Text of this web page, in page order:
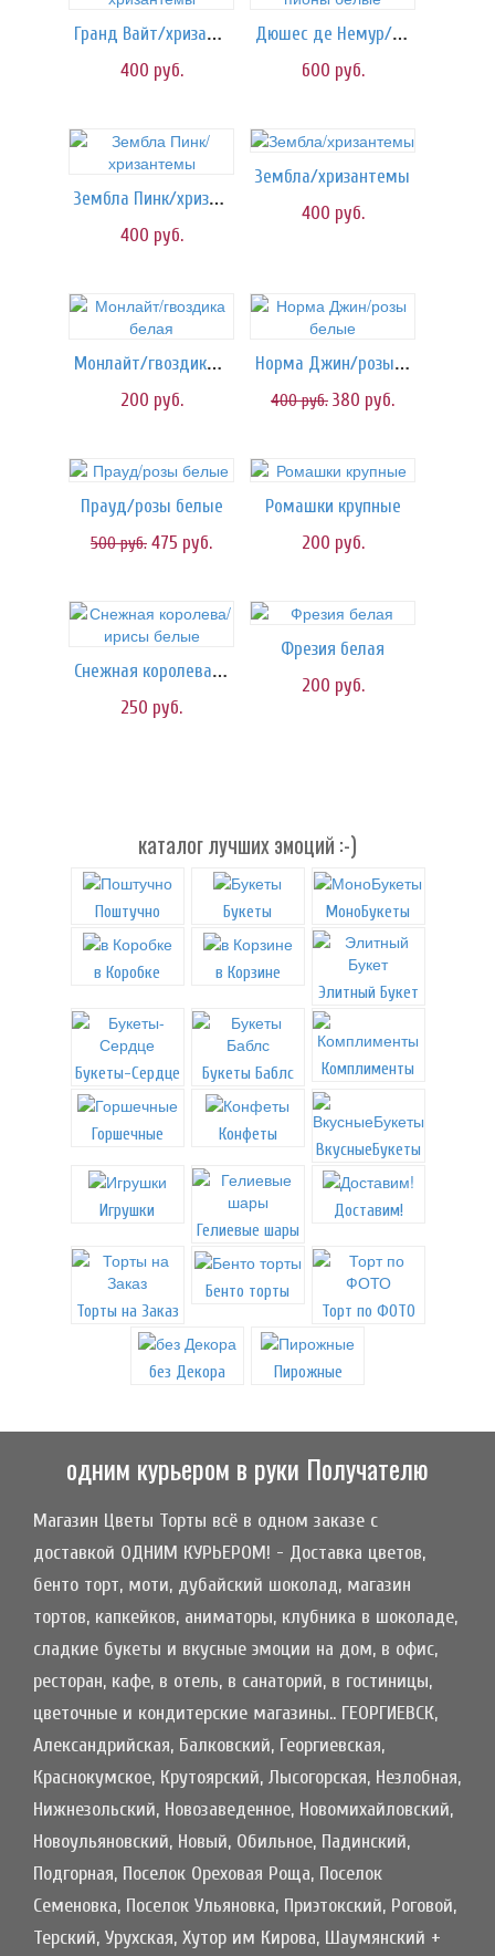
Гранд Вайт/хризантемы
400 руб.
Дюшес де Немур/пионы белые
600 руб.
Зембла Пинк/хризантемы
400 руб.
Зембла/хризантемы
400 руб.
Монлайт/гвоздика белая
200 руб.
Норма Джин/розы белые
400руб. 380 руб.
Прауд/розы белые
500руб. 475 руб.
Ромашки крупные
200 руб.
Снежная королева/ирисы белые
250 руб.
Фрезия белая
200 руб.
каталог лучших эмоций :-)
Поштучно Букеты МоноБукеты
в Коробке
в Корзине
Элитный Букет
Букеты-Сердце Букеты Баблс Комплименты
Горшечные
Конфеты
ВкусныеБукеты
Игрушки
Гелиевые шары
Доставим!
Торты на Заказ
Бенто торты
Торт по ФОТО
без Декора Пирожные
одним курьером в руки Получателю
Магазин Цветы Торты всё в одном заказе с
доставкой ОДНИМ КУРЬЕРОМ! - Доставка цветов,
бенто торт, моти, дубайский шоколад, магазин
тортов, капкейков, аниматоры, клубника в шоколаде,
сладкие букеты и вкусные эмоции на дом, в офис,
ресторан, кафе, в отель, в санаторий, в гостиницы,
цветочные и кондитерские магазины.. ГЕОРГИЕВСК,
Александрийская, Балковский, Георгиевская,
Краснокумское, Крутоярский, Лысогорская, Незлобная,
Нижнезольский, Новозаведенное, Новомихайловский,
Новоульяновский, Новый, Обильное, Падинский,
Подгорная, Поселок Ореховая Роща, Поселок
Семеновка, Поселок Ульяновка, Приэтокский, Роговой,
Терский, Урухская, Хутор им Кирова, Шаумянский +